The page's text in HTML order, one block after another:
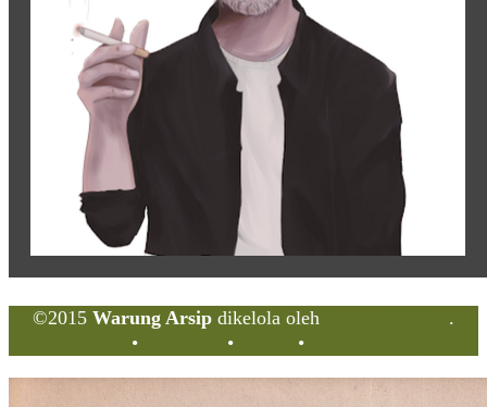
©2015 Warung Arsip dikelola oleh
.
• • •